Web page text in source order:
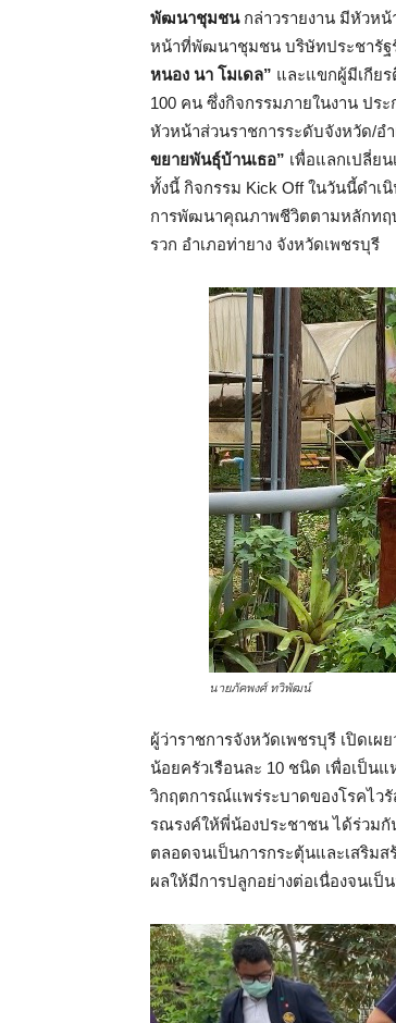
พัฒนาชุมชนกล่าวรายงาน มีหัวหน้
หน้าที่พัฒนาชุมชน บริษัทประชารัฐ
หนอง นา โมเดล” และแขกผู้มีเกีย
100 คน ซึ่งกิจกรรมภายในงาน ปร
หัวหน้าส่วนราชการระดับจังหวัด/อ
ขยายพันธุ์บ้านเธอ” เพื่อแลกเปลี่ย
ทั้งนี้ กิจกรรม Kick Off ในวันนี้ดำ
การพัฒนาคุณภาพชีวิตตามหลักทฤ
รวก อำเภอท่ายาง จังหวัดเพชรบุรี
นายภัคพงศ์ ทวิพัฒน์
ผู้ว่าราชการจังหวัดเพชรบุรี เปิดเ
น้อยครัวเรือนละ 10 ชนิด เพื่อเป็น
วิกฤตการณ์แพร่ระบาดของโรคไว
รณรงค์ให้พี่น้องประชาชน ได้ร่วมกั
ตลอดจนเป็นการกระตุ้นและเสริม
ผลให้มีการปลูกอย่างต่อเนื่องจนเ